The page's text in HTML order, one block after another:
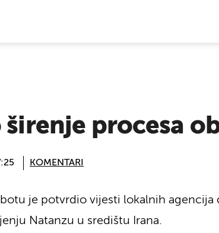
procesa
KOMENTARI
je potvrdio vijesti lokalnih agencija
Natanzu u središtu Irana.